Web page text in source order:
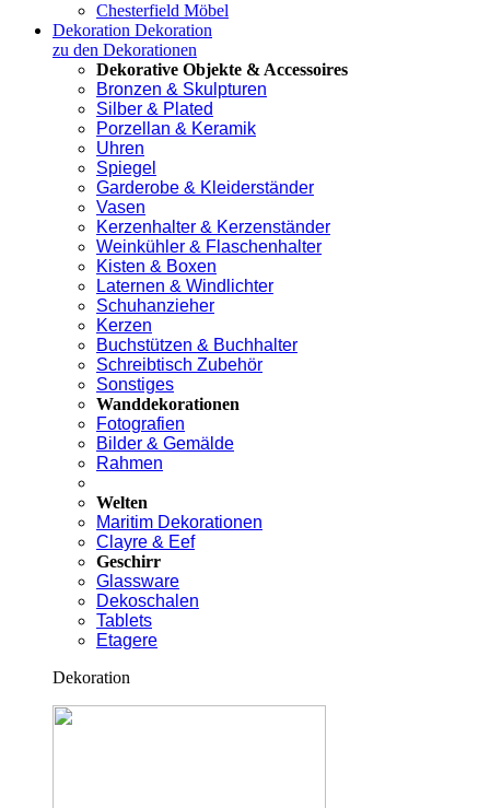
Chesterfield Möbel
Dekoration Dekoration
zu den Dekorationen
Dekorative Objekte & Accessoires
Bronzen & Skulpturen
Silber & Plated
Porzellan & Keramik
Uhren
Spiegel
Garderobe & Kleiderständer
Vasen
Kerzenhalter & Kerzenständer
Weinkühler & Flaschenhalter
Kisten & Boxen
Laternen & Windlichter
Schuhanzieher
Kerzen
Buchstützen & Buchhalter
Schreibtisch Zubehör
Sonstiges
Wanddekorationen
Fotografien
Bilder & Gemälde
Rahmen
Welten
Maritim Dekorationen
Clayre & Eef
Geschirr
Glassware
Dekoschalen
Tablets
Etagere
Dekoration